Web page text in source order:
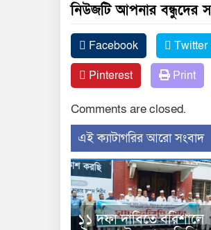
নিউজটি আপনার বন্ধুদের
Facebook Twitter
Pinterest
Print
Comments are closed.
‍এই ক্যাটাগরির ‍আরো সংবাদ
১১ দফা দাবিতে বরিশালে